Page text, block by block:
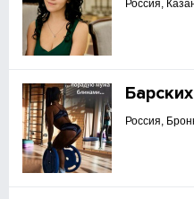
Россия,
Россия,